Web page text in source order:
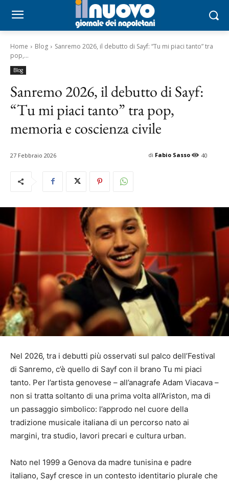
Home Blog
Sanremo 2026, il debutto di Sayf: “Tu mi piaci tanto” tra
pop,...
Blog
Sanremo 2026, il debutto di Sayf:
“Tu mi piaci tanto” tra pop,
memoria e coscienza civile
27 Febbraio 2026 40
di Fabio Sasso
Nel 2026, tra i debutti più osservati sul palco dell’Festival
di Sanremo, c’è quello di Sayf con il brano Tu mi piaci
tanto. Per l’artista genovese – all’anagrafe Adam Viacava –
non si tratta soltanto di una prima volta all’Ariston, ma di
un passaggio simbolico: l’approdo nel cuore della
tradizione musicale italiana di un percorso nato ai
margini, tra studio, lavori precari e cultura urban.
Nato nel 1999 a Genova da madre tunisina e padre
italiano, Sayf cresce in un contesto identitario plurale che